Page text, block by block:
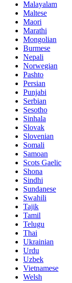
Malayalam
Maltese
Maori
Marathi
Mongolian
Burmese
Nepali
Norwegian
Pashto
Persian
Punjabi
Serbian
Sesotho
Sinhala
Slovak
Slovenian
Somali
Samoan
Scots Gaelic
Shona
Sindhi
Sundanese
Swahili
Tajik
Tamil
Telugu
Thai
Ukrainian
Urdu
Uzbek
Vietnamese
Welsh